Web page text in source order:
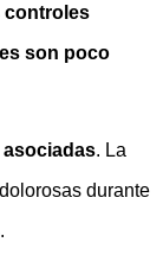
controles
son poco
. La
durante
.